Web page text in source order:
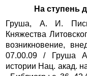
На ступень
Груша, А. И.
Княжества
возникновение,
07.00.09 / Груша
истории Нац. акад.